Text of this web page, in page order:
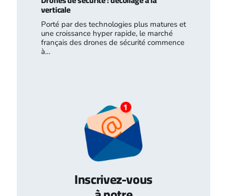
verticale
Porté par des technologies plus matures et
une croissance hyper rapide, le marché
français des drones de sécurité commence
à…
Inscrivez-vous